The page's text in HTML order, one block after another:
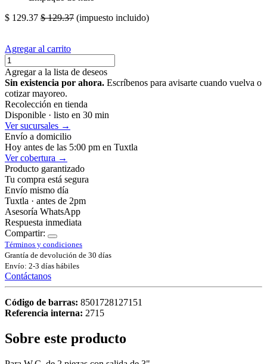
$ 129.37 $129.37 (impuesto incluido)
Agregar al carrito
Agregar a la lista de deseos
Sin existencia por ahora. Escríbenos para avisarte cuando vuelva o
cotizar mayoreo.
Recolección en tienda
Disponible · listo en 30 min
Ver sucursales →
Envío a domicilio
Hoy antes de las 5:00 pm en Tuxtla
Ver cobertura →
Producto garantizado
Tu compra está segura
Envío mismo día
Tuxtla · antes de 2pm
Asesoría WhatsApp
Respuesta inmediata
Compartir:
Términos y condiciones
Grantía de devolución de 30 días
Envío: 2-3 días hábiles
Contáctanos
Código de barras: 8501728127151
Referencia interna: 2715
Sobre este producto